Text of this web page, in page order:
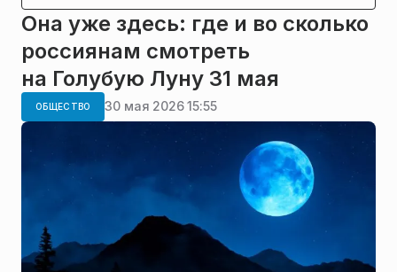
Она уже здесь: где и во сколько
россиянам смотреть
на Голубую Луну 31 мая
ОБЩЕСТВО 30 мая 2026 15:55